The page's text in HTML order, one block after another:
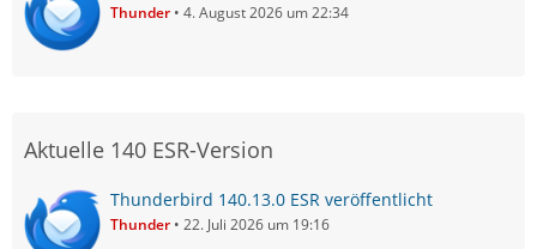
Thunder 4. August 2026 um 22:34
Aktuelle 140 ESR-Version
Thunderbird 140.13.0 ESR veröffentlicht
Thunder 22. Juli 2026 um 19:16